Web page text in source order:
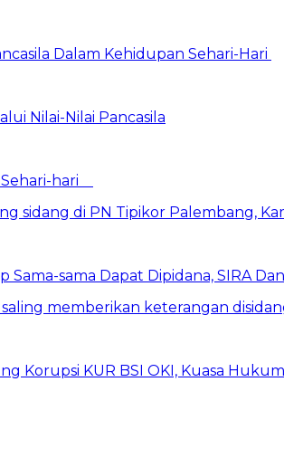
Dalam Kehidupan Sehari-Hari
Nilai-Nilai Pancasila
hari
sama Dapat Dipidana, SIRA
Korupsi KUR BSI OKI, Kuasa